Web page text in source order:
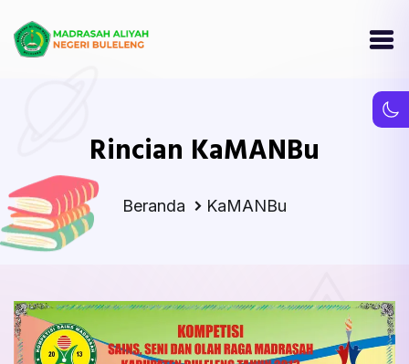
Rincian KaMANBu
Beranda KaMANBu